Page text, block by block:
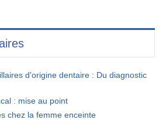
d'origine dentaire : Du diagnostic
: mise au point
chez la femme enceinte